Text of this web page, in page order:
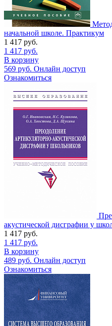
начальной школе. Практикум
1 417 руб.
1 417 руб.
В корзину
569 руб. Онлайн доступ
Ознакомиться
акустической дисграфии у
1 417 руб.
1 417 руб.
В корзину
489 руб. Онлайн доступ
Ознакомиться